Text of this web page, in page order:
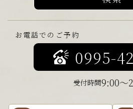
お電話でのご予約
0995-
受付時間9:00～